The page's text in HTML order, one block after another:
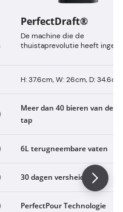
PerfectDraft®
De machine die de
thuistaprevolutie heeft
H: 37.6cm, W: 26cm, D: 34.6cm
Meer dan 40 bieren van de
tap
6L terugneembare vaten
30 dagen versheid
PerfectPour Technologie